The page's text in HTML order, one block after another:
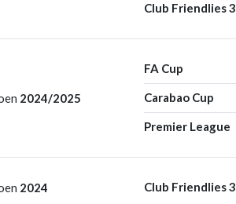
Club Friendlies 3
2024/2025
FA Cup
Carabao Cup
Premier League
2024 Club Friendlies 3